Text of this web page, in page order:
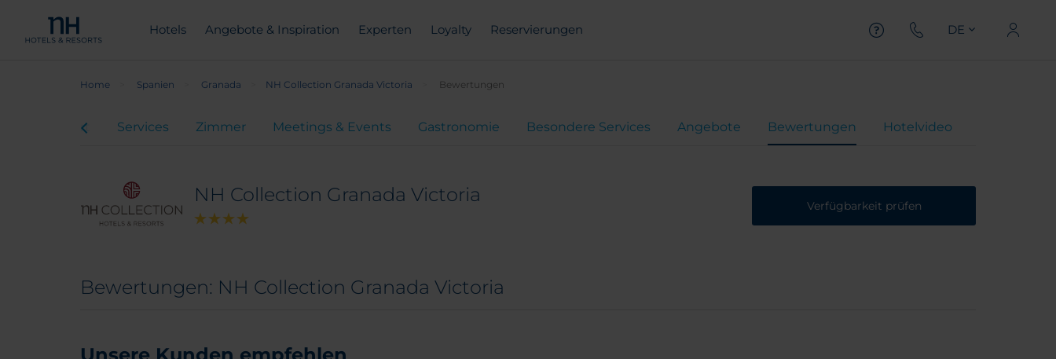
Hotels Angebote & Inspiration Experten Loyalty Reservierungen DE
Home Spanien Granada NH Collection Granada Victoria Bewertungen
& Anfahrt Services Zimmer Meetings & Events Gastronomie Besondere Services Angebote Bewertungen Hotelvideo
NH Collection Granada Victoria Verfügbarkeit prüfen
Bewertungen: NH Collection Granada Victoria